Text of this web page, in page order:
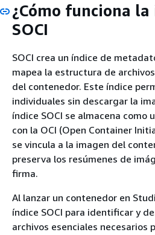
¿Cómo funciona la
SOCI
SOCI crea un índice de
mapea la estructura de
del contenedor. Este índice
individuales sin descargar la
índice SOCI se almacena
con la OCI (Open Container
se vincula a la imagen del
preserva los resúmenes de
firma.
Al lanzar un contenedor en
índice SOCI para identificar y
archivos esenciales necesarios